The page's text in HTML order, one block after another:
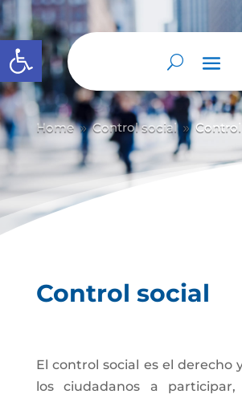
Abrir barra de herramientas
Home 9 Control social 9
Control social
El control social es el derecho
los ciudadanos a